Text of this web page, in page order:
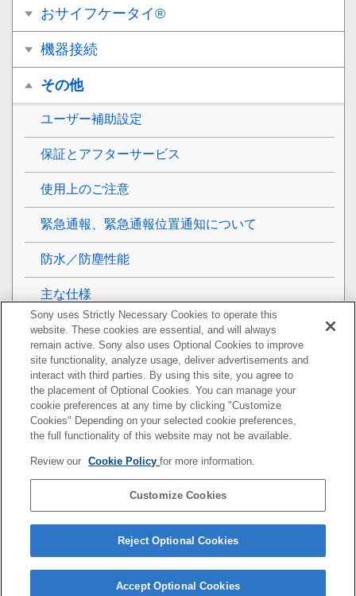
おサイフケータイ®
機器接続
その他
ユーザー補助設定
保証とアフターサービス
使用上のご注意
緊急通報、緊急通報位置通知について
防水／防塵性能
主な仕様
携帯電話機の比吸収率（SAR）について
VCCIについて
ソフトウェア使用許諾契約書
輸出管理規制について
おサイフケータイ対応サービスご利用上の注意
知的財産権について
Sony uses Strictly Necessary Cookies to operate this
website. These cookies are essential, and will always
remain active. Sony also uses Optional Cookies to improve
site functionality, analyze usage, deliver advertisements and
interact with third parties. By using this site, you agree to
the placement of Optional Cookies. You can manage your
cookie preferences at any time by clicking "Customize
Cookies" Depending on your selected cookie preferences,
the full functionality of this website may not be available.
Review our Cookie Policyfor more information.
Customize Cookies
Reject Optional Cookies
Accept Optional Cookies